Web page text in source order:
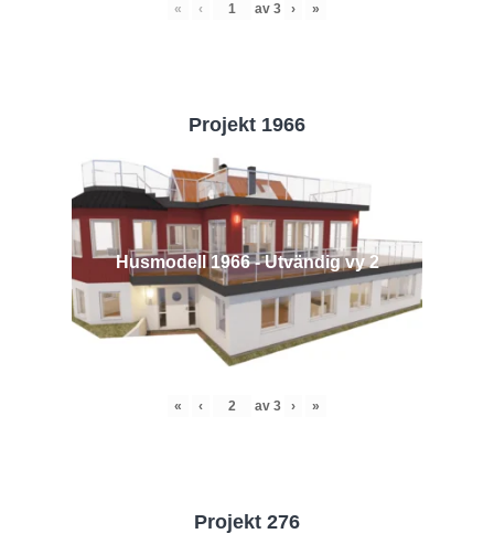
« ‹ av 3 › »
Projekt 1966
Husmodell 1966 - Utvändig vy 2
« ‹ av 3 › »
Projekt 276